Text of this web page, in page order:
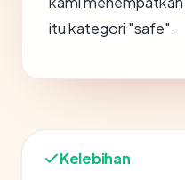
itu kategori "safe".
Kelebihan